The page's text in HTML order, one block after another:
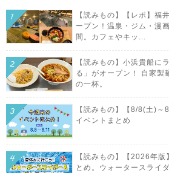
【読みもの】【レポ】福
ープン！温泉・ジム・漫
間。カフェやキッ...
【読みもの】小浜貴船に
る」がオープン！ 自家製
の一杯。
【読みもの】【8/8(土)
イベントまとめ
【読みもの】【2026年
とめ。ウォータースライ